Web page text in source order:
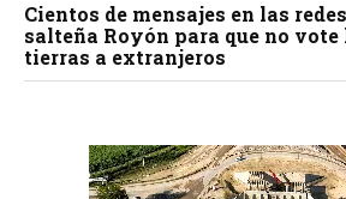
Cientos de mensajes en las
salteña Royón para que no vote
tierras a extranjeros